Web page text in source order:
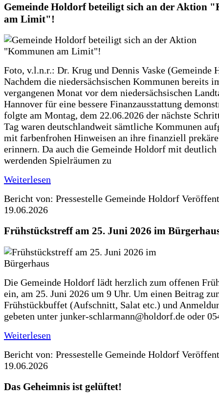
Gemeinde Holdorf beteiligt sich an der Aktion
am Limit"!
Foto, v.l.n.r.: Dr. Krug und Dennis Vaske (Gemeinde
Nachdem die niedersächsischen Kommunen bereits
vergangenen Monat vor dem niedersächsischen
Hannover für eine bessere Finanzausstattung
folgte am Montag, dem 22.06.2026 der nächste
Tag waren deutschlandweit sämtliche Kommunen
mit farbenfrohen Hinweisen an ihre finanziell
erinnern. Da auch die Gemeinde Holdorf mit deutlich
werdenden Spielräumen zu
Weiterlesen
Bericht von: Pressestelle Gemeinde Holdorf
19.06.2026
Frühstückstreff am 25. Juni 2026 im
Die Gemeinde Holdorf lädt herzlich zum offenen
ein, am 25. Juni 2026 um 9 Uhr. Um einen Beitrag
Frühstückbuffet (Aufschnitt, Salat etc.) und
gebeten unter junker-schlarmann@holdorf.de oder
Weiterlesen
Bericht von: Pressestelle Gemeinde Holdorf
19.06.2026
Das Geheimnis ist gelüftet!